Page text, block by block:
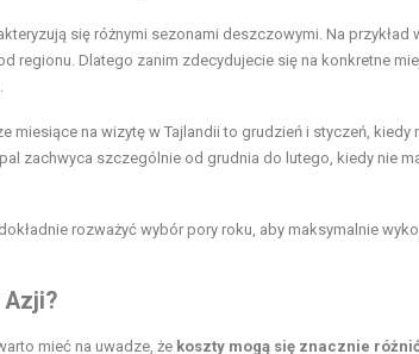
się różnymi sezonami deszczowymi. Na przykład
regionu. Dlatego zanim zdecydujecie się na konkretne
miesiące na wizytę w Tajlandii to grudzień i styczeń, kiedy
zachwyca szczególnie od grudnia do lutego, kiedy nie
rozważyć wybór pory roku, aby maksymalnie
mieć na uwadze, że koszty mogą się znacznie